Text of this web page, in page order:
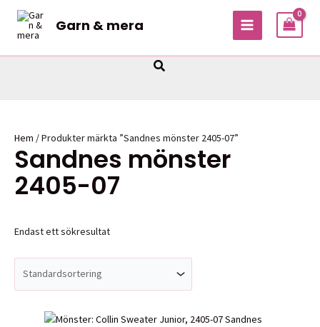
Hoppa
innehåll
Garn & mera
MAIN
Sök
Hem / Produkter märkta ”Sandnes mönster 2405-07”
Sandnes mönster
2405-07
Endast ett sökresultat